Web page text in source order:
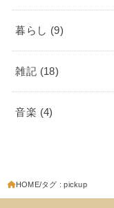
暮らし (9)
雑記 (18)
音楽 (4)
HOME タグ : pickup